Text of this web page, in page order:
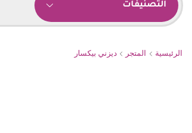
التصنيفات
الرئيسية المتجر ديزني بيكسار